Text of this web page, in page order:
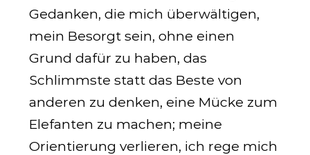
Gedanken, die mich überwältigen,
mein Besorgt sein, ohne einen
Grund dafür zu haben, das
Schlimmste statt das Beste von
anderen zu denken, eine Mücke zum
Elefanten zu machen; meine
Orientierung verlieren, ich rege mich